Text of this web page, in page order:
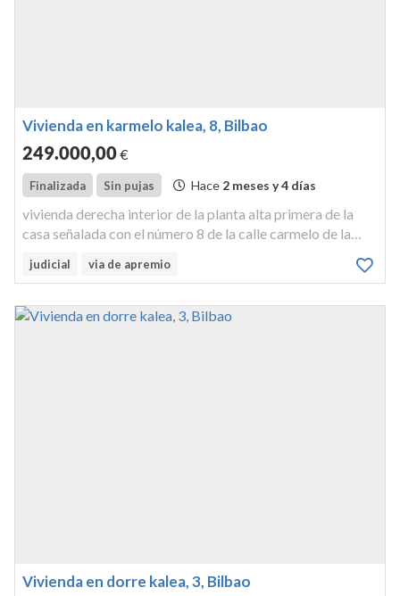
Vivienda en karmelo kalea, 8, Bilbao
249.000,00€
Finalizada Sin pujas Hace 2 meses y 4 días
vivienda derecha interior de la planta alta primera de la
casa señalada con el número 8 de la calle carmelo de la
u4186080v. inscrita en el registro de la propiedad nº 6 de
judicial via de apremio
Vivienda en dorre kalea, 3, Bilbao